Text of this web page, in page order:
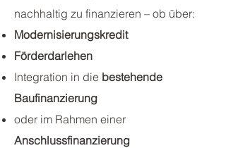
nachhaltig zu finanzieren – ob über:
Modernisierungskredit
Förderdarlehen
Integration in die bestehende
Baufinanzierung
oder im Rahmen einer
Anschlussfinanzierung